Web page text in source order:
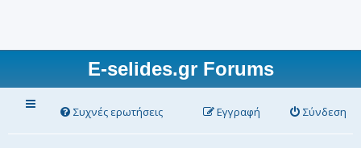
E-selides.gr Forums
Συχνές ερωτήσεις Σύνδεση
Εγγραφή